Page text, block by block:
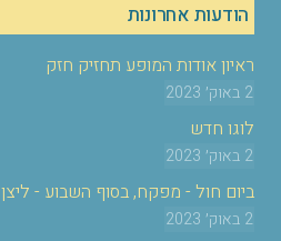
הודעות אחרונות
ראיון אודות המופע תחזיק חזק
2 באוק׳ 2023
לוגו חדש
2 באוק׳ 2023
ביום חול - מפקח, בסוף השבוע - ליצן
2 באוק׳ 2023